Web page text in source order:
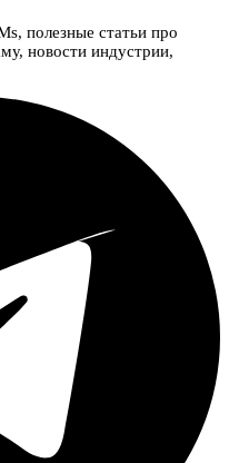
полезные статьи про
новости индустрии,